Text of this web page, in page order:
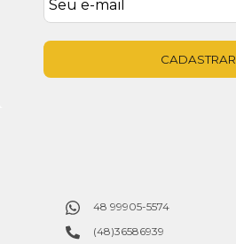
CADASTRAR
48 99905-5574
(48)36586939